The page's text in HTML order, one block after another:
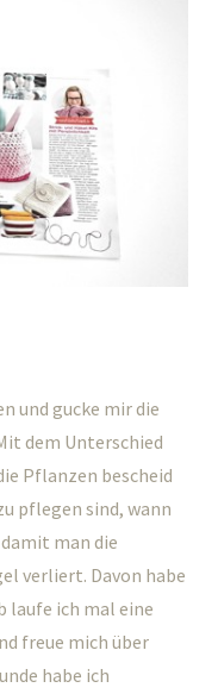
und gucke mir die
dem Unterschied
Pflanzen bescheid
pflegen sind, wann
man die
verliert. Davon habe
laufe ich mal eine
freue mich über
habe ich